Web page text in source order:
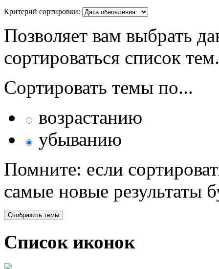
Критерий сортировки:
Позволяет вам выбрать
сортироваться список тем.
Сортировать темы по...
возрастанию
убыванию
Помните: если
самые новые результаты
Список иконок